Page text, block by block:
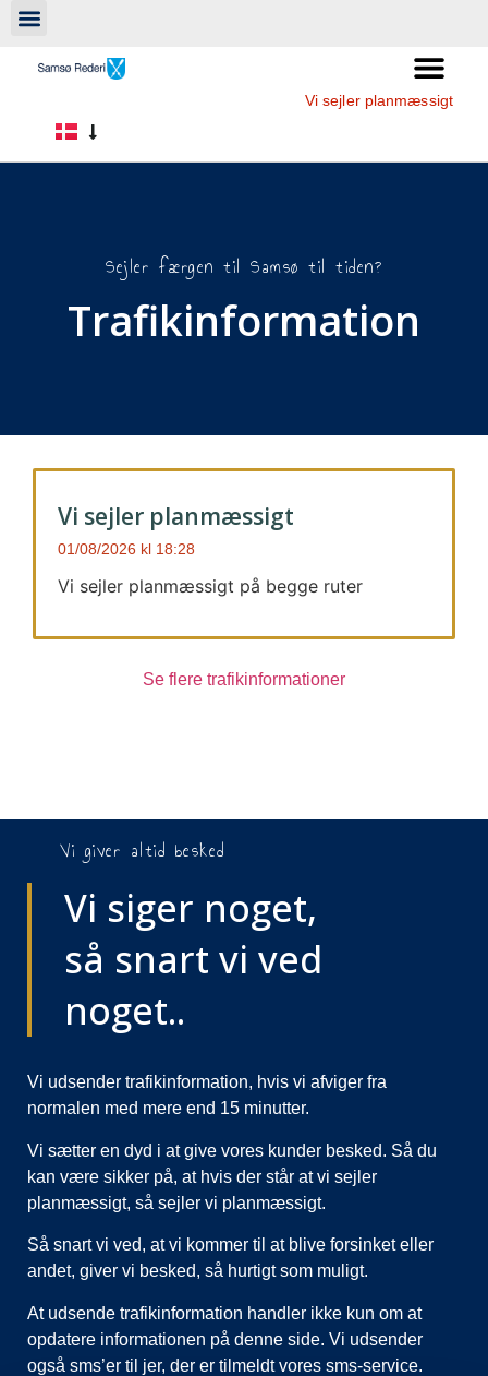
Vi sejler planmæssigt
Sejler færgen til Samsø til tiden?
Trafikinformation
Vi sejler planmæssigt
01/08/2026 18:28
Vi sejler planmæssigt på begge ruter
Se flere trafikinformationer
Vi giver altid besked
Vi siger noget,
så snart vi ved
noget..
Vi udsender trafikinformation, hvis vi afviger fra
normalen med mere end 15 minutter.
Vi sætter en dyd i at give vores kunder besked. Så du
kan være sikker på, at hvis der står at vi sejler
planmæssigt, så sejler vi planmæssigt.
Så snart vi ved, at vi kommer til at blive forsinket eller
andet, giver vi besked, så hurtigt som muligt.
At udsende trafikinformation handler ikke kun om at
opdatere informationen på denne side. Vi udsender
også sms’er til jer, der er tilmeldt vores sms-service.